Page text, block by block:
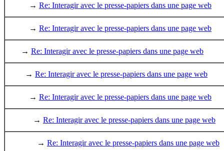
→ Re: Interagir avec le presse-papiers dans une page web
→ Re: Interagir avec le presse-papiers dans une page web
→ Re: Interagir avec le presse-papiers dans une page web
→ Re: Interagir avec le presse-papiers dans une page web
→ Re: Interagir avec le presse-papiers dans une page web
→ Re: Interagir avec le presse-papiers dans une page web
→ Re: Interagir avec le presse-papiers dans une page web